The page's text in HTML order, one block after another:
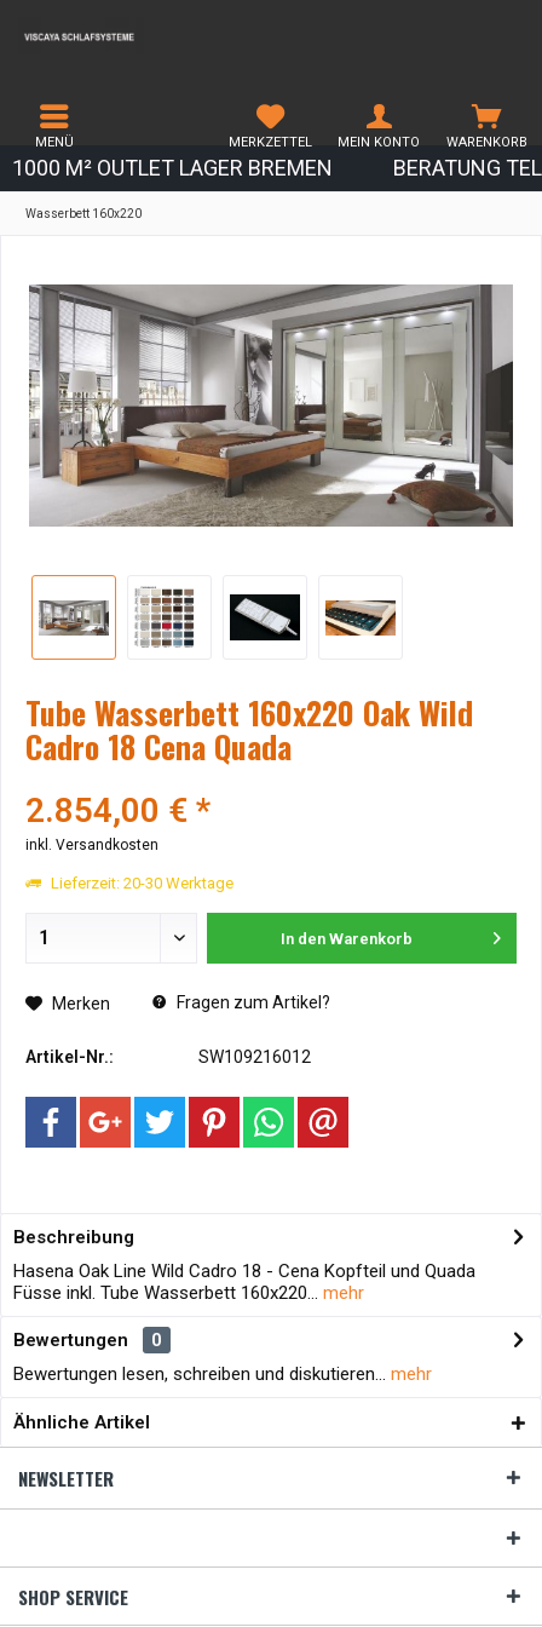
1000 M² OUTLET LAGER BREMEN BERATUNG
MENÜ WARENKORB
MERKZETTEL MEIN KONTO
Wasserbett 160x220
Tube Wasserbett 160x220 Oak Wild
Cadro 18 Cena Quada
2.854,00 € *
inkl. Versandkosten
Lieferzeit: 20-30 Werktage
In den Warenkorb
Merken Fragen zum Artikel?
Artikel-Nr.: SW109216012
Beschreibung
Hasena Oak Line Wild Cadro 18 - Cena Kopfteil und Quada
Füsse inkl. Tube Wasserbett 160x220... mehr
Bewertungen
0
Bewertungen lesen, schreiben und diskutieren... mehr
Ähnliche Artikel
NEWSLETTER
SHOP SERVICE